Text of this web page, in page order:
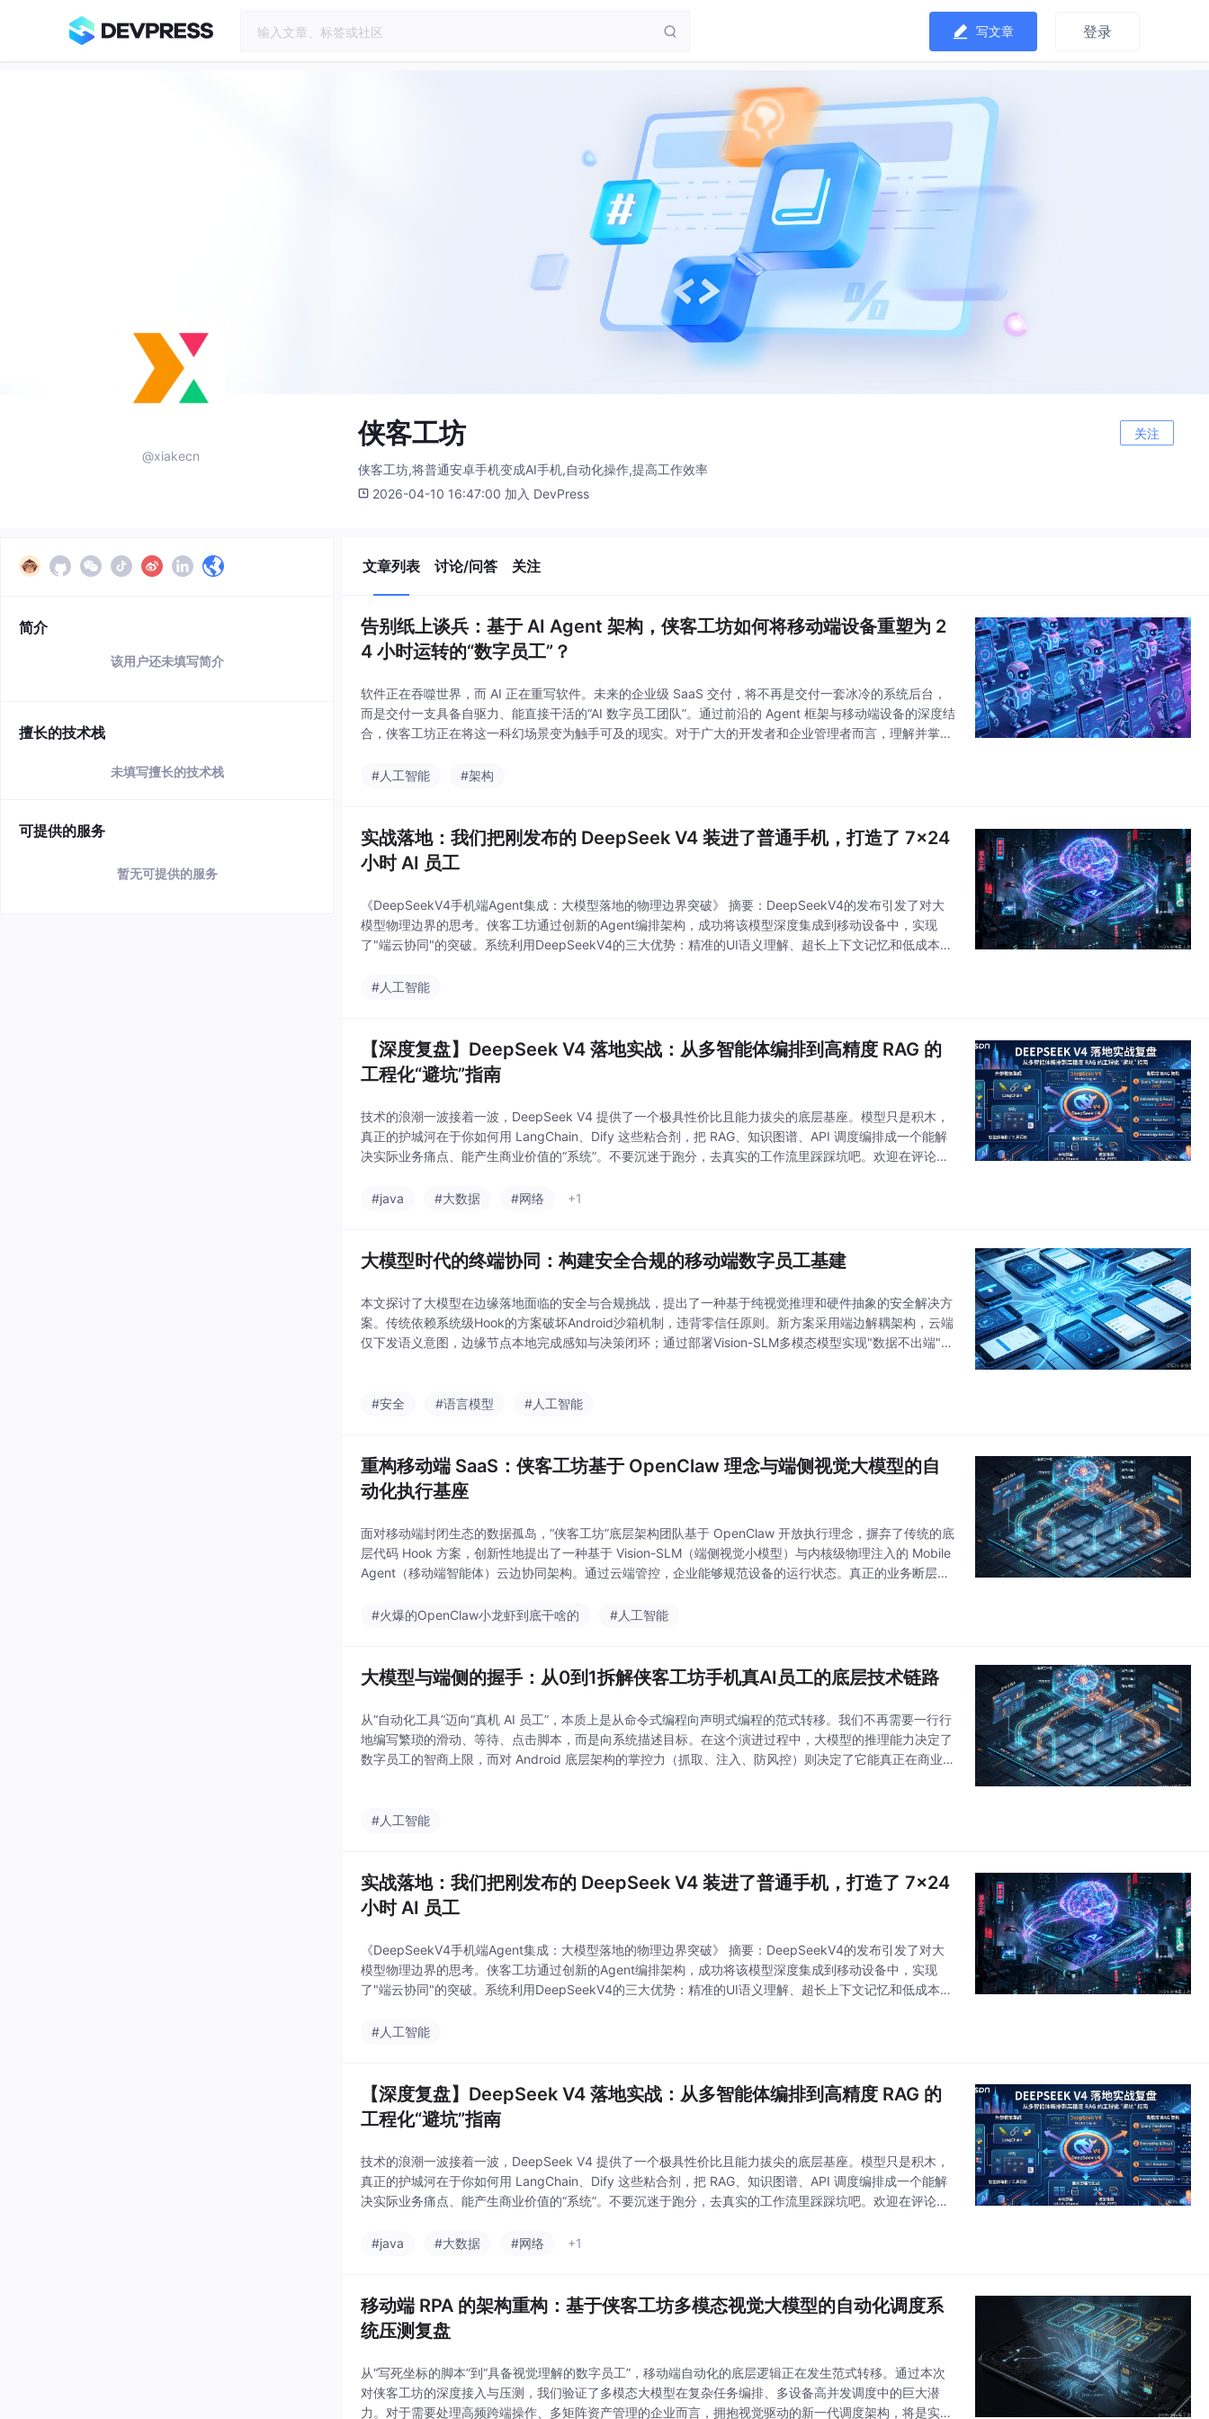
写文章 登录
@xiakecn
侠客工坊 关注
侠客工坊,将普通安卓手机变成AI手机,自动化操作,提高工作效率
2026-04-10 16:47:00 加入 DevPress
简介
该用户还未填写简介
擅长的技术栈
未填写擅长的技术栈
可提供的服务
暂无可提供的服务
文章列表 讨论/问答 关注
告别纸上谈兵：基于 AI Agent 架构，侠客工坊如何将移动端设备重塑为 2
4 小时运转的“数字员工”？
软件正在吞噬世界，而 AI 正在重写软件。未来的企业级 SaaS 交付，将不再是交付一套冰冷的系统后台，
而是交付一支具备自驱力、能直接干活的“AI 数字员工团队”。通过前沿的 Agent 框架与移动端设备的深度结
合，侠客工坊正在将这一科幻场景变为触手可及的现实。对于广大的开发者和企业管理者而言，理解并掌握
#人工智能
#架构
实战落地：我们把刚发布的 DeepSeek V4 装进了普通手机，打造了 7x24
小时 AI 员工
《DeepSeekV4手机端Agent集成：大模型落地的物理边界突破》 摘要：DeepSeekV4的发布引发了对大
模型物理边界的思考。侠客工坊通过创新的Agent编排架构，成功将该模型深度集成到移动设备中，实现
了"端云协同"的突破。系统利用DeepSeekV4的三大优势：精准的UI语义理解、超长上下文记忆和低成本推
#人工智能
【深度复盘】DeepSeek V4 落地实战：从多智能体编排到高精度 RAG 的
工程化“避坑”指南
技术的浪潮一波接着一波，DeepSeek V4 提供了一个极具性价比且能力拔尖的底层基座。模型只是积木，
真正的护城河在于你如何用 LangChain、Dify 这些粘合剂，把 RAG、知识图谱、API 调度编排成一个能解
决实际业务痛点、能产生商业价值的“系统”。不要沉迷于跑分，去真实的工作流里踩踩坑吧。欢迎在评论区
#java
#大数据 #网络 +1
大模型时代的终端协同：构建安全合规的移动端数字员工基建
本文探讨了大模型在边缘落地面临的安全与合规挑战，提出了一种基于纯视觉推理和硬件抽象的安全解决方
案。传统依赖系统级Hook的方案破坏Android沙箱机制，违背零信任原则。新方案采用端边解耦架构，云端
仅下发语义意图，边缘节点本地完成感知与决策闭环；通过部署Vision-SLM多模态模型实现"数据不出端"的
#安全 #语言模型 #人工智能
重构移动端 SaaS：侠客工坊基于 OpenClaw 理念与端侧视觉大模型的自
动化执行基座
面对移动端封闭生态的数据孤岛，“侠客工坊”底层架构团队基于 OpenClaw 开放执行理念，摒弃了传统的底
层代码 Hook 方案，创新性地提出了一种基于 Vision-SLM（端侧视觉小模型）与内核级物理注入的 Mobile
Agent（移动端智能体）云边协同架构。通过云端管控，企业能够规范设备的运行状态。真正的业务断层在
#火爆的OpenClaw小龙虾到底干啥的
#人工智能
大模型与端侧的握手：从0到1拆解侠客工坊手机真AI员工的底层技术链路
从“自动化工具”迈向“真机 AI 员工”，本质上是从命令式编程向声明式编程的范式转移。我们不再需要一行行
地编写繁琐的滑动、等待、点击脚本，而是向系统描述目标。在这个演进过程中，大模型的推理能力决定了
数字员工的智商上限，而对 Android 底层架构的掌控力（抓取、注入、防风控）则决定了它能真正在商业环
#人工智能
实战落地：我们把刚发布的 DeepSeek V4 装进了普通手机，打造了 7x24
小时 AI 员工
《DeepSeekV4手机端Agent集成：大模型落地的物理边界突破》 摘要：DeepSeekV4的发布引发了对大
模型物理边界的思考。侠客工坊通过创新的Agent编排架构，成功将该模型深度集成到移动设备中，实现
了"端云协同"的突破。系统利用DeepSeekV4的三大优势：精准的UI语义理解、超长上下文记忆和低成本推
#人工智能
【深度复盘】DeepSeek V4 落地实战：从多智能体编排到高精度 RAG 的
工程化“避坑”指南
技术的浪潮一波接着一波，DeepSeek V4 提供了一个极具性价比且能力拔尖的底层基座。模型只是积木，
真正的护城河在于你如何用 LangChain、Dify 这些粘合剂，把 RAG、知识图谱、API 调度编排成一个能解
决实际业务痛点、能产生商业价值的“系统”。不要沉迷于跑分，去真实的工作流里踩踩坑吧。欢迎在评论区
#java
#大数据 #网络 +1
移动端 RPA 的架构重构：基于侠客工坊多模态视觉大模型的自动化调度系
统压测复盘
从“写死坐标的脚本”到“具备视觉理解的数字员工”，移动端自动化的底层逻辑正在发生范式转移。通过本次
对侠客工坊的深度接入与压测，我们验证了多模态大模型在复杂任务编排、多设备高并发调度中的巨大潜
力。对于需要处理高频跨端操作、多矩阵资产管理的企业而言，拥抱视觉驱动的新一代调度架构，将是实现